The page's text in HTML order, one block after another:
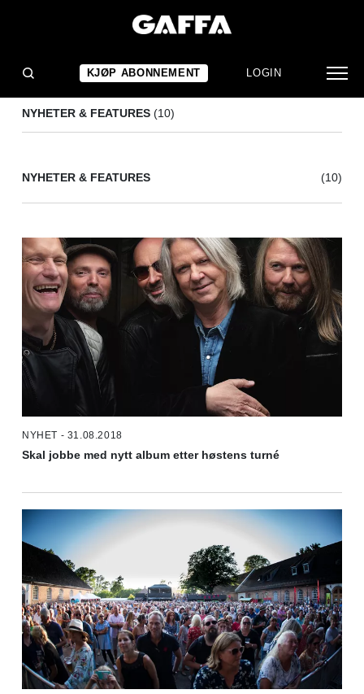
KJØP ABONNEMENT LOGIN
NYHETER & FEATURES (10)
NYHETER & FEATURES (10)
NYHET - 31.08.2018
Skal jobbe med nytt album etter høstens turné